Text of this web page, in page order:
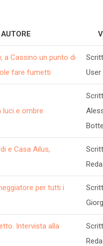
AUTORE
a Cassino un punto di
fare fumetti
User
luci e ombre
e Casa Ailus,
per tutti i
Intervista alla